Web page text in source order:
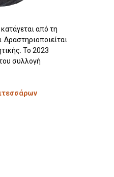
κατάγεται από τη
Δραστηριοποιείται
Το 2023
συλλογή